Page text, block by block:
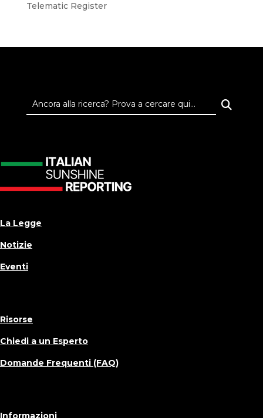
Telematic Register
La Legge
Notizie
Eventi
Risorse
Chiedi a un Esperto
Domande Frequenti (FAQ)
Informazioni